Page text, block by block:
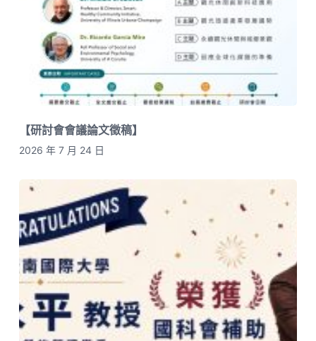
【研討會會議論文徵稿】
2026 年 7 月 24 日